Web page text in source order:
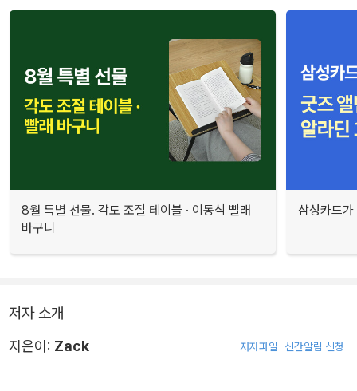
8월 특별 선물. 각도 조절 테이블 · 이동식 빨래
바구니
삼성카드
저자 소개
지은이: Zack 저자파일 신간알림 신청